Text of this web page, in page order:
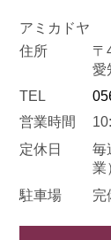
アミカドヤ
住所
〒
愛
TEL
営業時間
定休日
毎
業
駐車場
完